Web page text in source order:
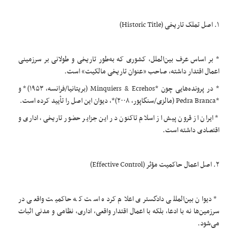
۱. اصل تملک تاریخی (Historic Title)
* بر اساس عرف بین‌الملل، کشوری که به‌طور تاریخی و طولانی بر سرزمینی
اعمال اقتدار داشته، صاحب «عنوان تاریخی مالکیت» است.
* در پرونده‌هایی چون *Minquiers & Ecrehos (بریتانیا/فرانسه، ۱۹۵۳)* و
*Pedra Branca (مالزی/سنگاپور، ۲۰۰۸)*، دیوان این اصل را تأیید کرده است.
* ایران از قرون پیش از اسلام تاکنون در این جزایر حضور تاریخی، اداری و
اقتصادی داشته است.
۲. اصل اعمال حاکمیت مؤثر (Effective Control)
* دیوان بین‌المللی دادگستری اعلام کرده است که حاکمیت واقعی در
سرزمین‌ها نه با ادعا، بلکه با اعمال اقتدار واقعی، اداری، نظامی و مدنی اثبات
می‌شود.